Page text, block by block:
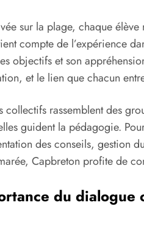
sur la plage, chaque
compte de l’expérience
objectifs et son
et le lien que chacun
collectifs rassemblent des
guident la pédagogie.
des conseils, gestion
Capbreton profite de
du